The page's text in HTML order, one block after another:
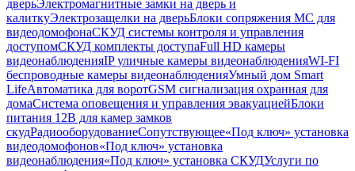
дверьЭлектромагнитные замки на дверь и
калиткуЭлектрозащелки на дверьБлоки сопряжения МС для
видеодомофонаСКУД системы контроля и управления
доступомСКУД комплекты доступаFull HD камеры
видеонаблюденияIP уличные камеры видеонаблюденияWI-FI
беспроводные камеры видеонаблюденияУмный дом Smart
LifeАвтоматика для воротGSM сигнализация охранная для
домаCистема оповещения и управления эвакуациейБлоки
питания 12В для камер замков
скудРадиооборудованиеСопутствующее«Под ключ» установка
видеодомофонов«Под ключ» установка
видеонаблюдения«Под ключ» установка СКУДУслуги по